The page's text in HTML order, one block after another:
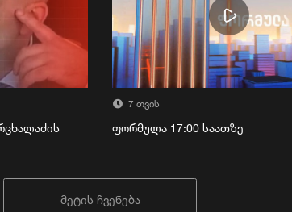
7 თვის
ფორმულა 17:00 საათზე
მეტის ჩვენება